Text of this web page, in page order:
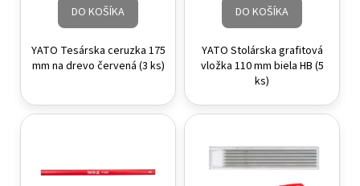
DO KOŠÍKA
YATO Tesárska ceruzka 175
mm na drevo červená (3 ks)
DO KOŠÍKA
YATO Stolárska grafitová
vložka 110 mm biela HB (5
ks)